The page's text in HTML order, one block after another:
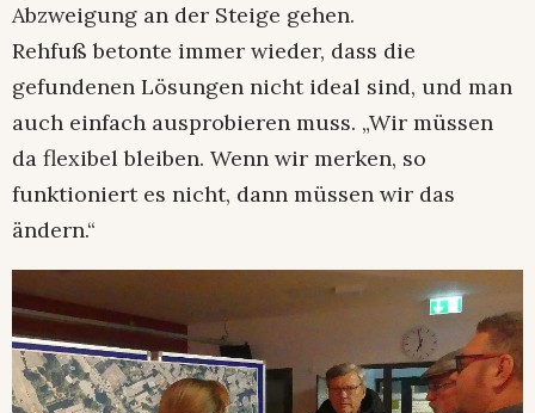
Abzweigung an der Steige gehen.
Rehfuß betonte immer wieder, dass die
gefundenen Lösungen nicht ideal sind, und man
auch einfach ausprobieren muss. „Wir müssen
da flexibel bleiben. Wenn wir merken, so
funktioniert es nicht, dann müssen wir das
ändern.“